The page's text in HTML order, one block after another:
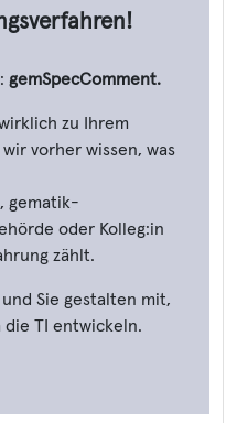
gemSpecComment.
zu Ihrem
vorher wissen, was
gematik-
oder Kolleg:in
zählt.
und Sie gestalten mit,
die TI entwickeln.